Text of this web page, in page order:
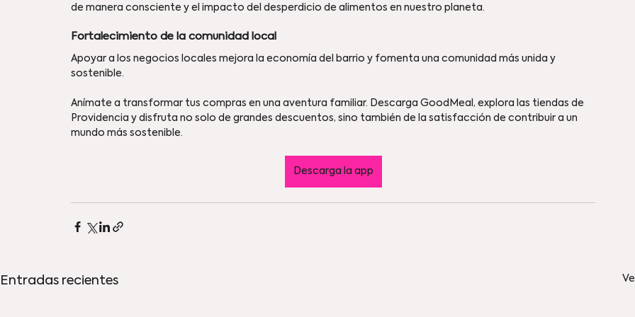
de manera consciente y el impacto del desperdicio de alimentos en nuestro planeta.
Fortalecimiento de la comunidad local
Apoyar a los negocios locales mejora la economía del barrio y fomenta una comunidad más unida y
sostenible.
Anímate a transformar tus compras en una aventura familiar. Descarga GoodMeal, explora las tiendas de
Providencia y disfruta no solo de grandes descuentos, sino también de la satisfacción de contribuir a un
mundo más sostenible.
Descarga la app
Entradas recientes